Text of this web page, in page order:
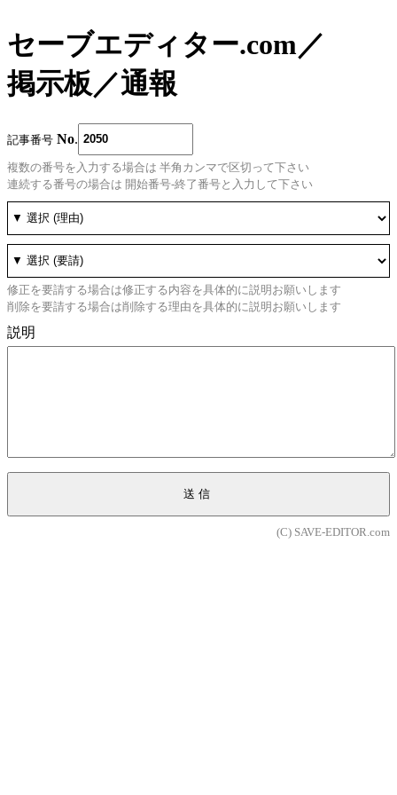
セーブエディター.com／
掲示板／通報
記事番号 No
複数の番号を入力する場合は 半角カンマで区切って下さい
連続する番号の場合は 開始番号-終了番号と入力して下さい
修正を要請する場合は修正する内容を具体的に説明お願いします
削除を要請する場合は削除する理由を具体的に説明お願いします
説明
送信
(C) SAVE-EDITOR.com